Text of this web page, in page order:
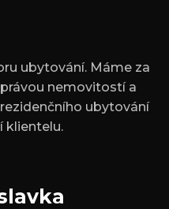
ubytování. Máme za
nemovitostí a
ubytování
klientelu.